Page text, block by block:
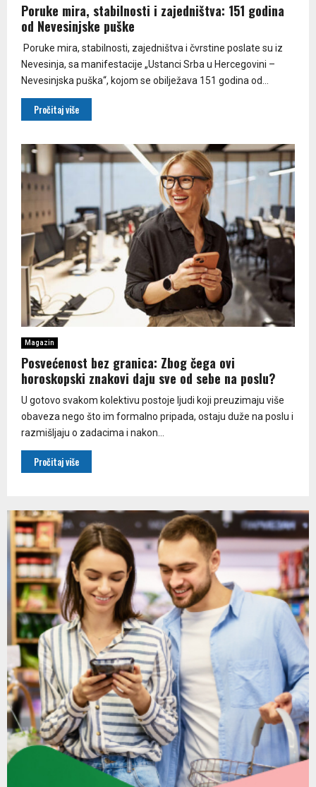
Poruke mira, stabilnosti i zajedništva: 151 godina
od Nevesinjske puške
Poruke mira, stabilnosti, zajedništva i čvrstine poslate su iz
Nevesinja, sa manifestacije „Ustanci Srba u Hercegovini –
Nevesinjska puška“, kojom se obilježava 151 godina od...
Pročitaj više
Magazin
Posvećenost bez granica: Zbog čega ovi
horoskopski znakovi daju sve od sebe na poslu?
U gotovo svakom kolektivu postoje ljudi koji preuzimaju više
obaveza nego što im formalno pripada, ostaju duže na poslu i
razmišljaju o zadacima i nakon...
Pročitaj više